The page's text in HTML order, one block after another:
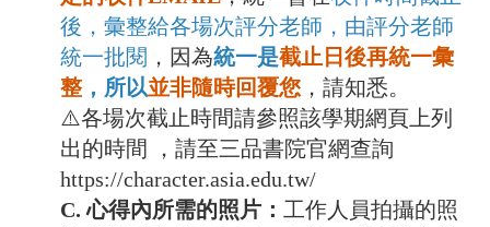
後，彙整給各場次評分老師，由評分老師
統一批閱 ，因為統一是截止日後再統一彙
整，所以並非隨時回覆您 ，請知悉。
⚠️各場次截止時間請參照該學期網頁上列
出的時間 ，請至三品書院官網查詢
https://character.asia.edu.tw/
C. 心得內所需的照片： 工作人員拍攝的照